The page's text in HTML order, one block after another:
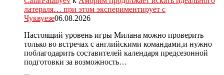
латераля… при этом экспериментирует с
Чуквуезе06.08.2026
Настоящий уровень игры Милана можно проверить
только во встречах с английскими командами,и нужно
поблагодарить составителей календаря предсезонной
подготовки за возможность…